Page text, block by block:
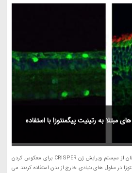
مبتلا به رتینیت پیگمنتوزا با استفاده
حدود هفت سال از زمانی که محققان از سیستم ویرایش ژن CRISPER برای معکوس کردن
در سلول های بنیادی خارج از بدن استفاده کردند می